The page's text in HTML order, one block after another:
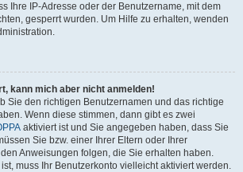
Ihre IP-Adresse oder der Benutzername, mit dem
gesperrt wurden. Um Hilfe zu erhalten, wenden
kann mich aber nicht anmelden!
Sie den richtigen Benutzernamen und das richtige
Wenn diese stimmen, dann gibt es zwei
aktiviert ist und Sie angegeben haben, dass Sie
Sie bzw. einer Ihrer Eltern oder Ihrer
Anweisungen folgen, die Sie erhalten haben.
muss Ihr Benutzerkonto vielleicht aktiviert werden.